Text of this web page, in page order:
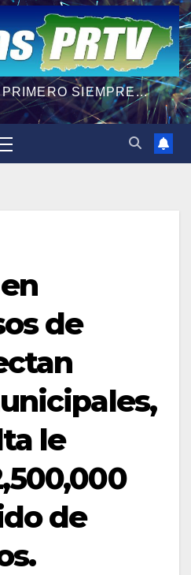
SIEMPRE...
de
le
de